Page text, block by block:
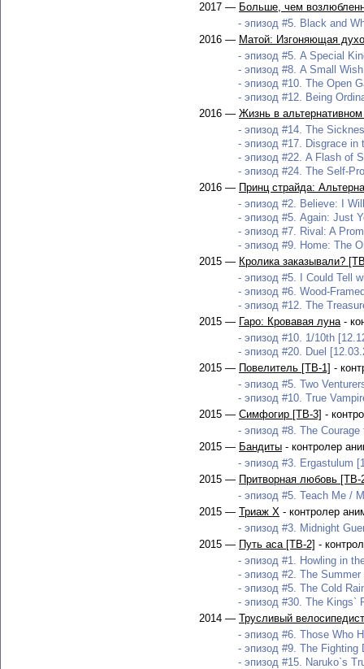
2017 — Больше, чем
- эпизод #5. Black and
2016 — Матой: Изгоняющая
- эпизод #5. A Special
- эпизод #8. A Small
- эпизод #10. The Open
- эпизод #12. Being
2016 — Жизнь в
- эпизод #14. The
- эпизод #17. Disgrace in
- эпизод #22. A Flash of
- эпизод #24. The Self-
2016 — Принц страйда:
- эпизод #2. Believe: I
- эпизод #5. Again: Just
- эпизод #7. Rival: A
- эпизод #9. Home: The
2015 — Кролика заказывали?
- эпизод #5. I Could Tell
- эпизод #6. Wood-
- эпизод #12. The
2015 — Гаро: Кровавая луна-
- эпизод #10. 1/10th
- эпизод #20. Duel
2015 — Повелитель [ТВ-1] -
- эпизод #5. Two
- эпизод #10. True
2015 — Симфогир [ТВ-3] -
- эпизод #8. The
2015 — Бандиты - контролер
- эпизод #3. Ergastulum
2015 — Притворная любовь [ТВ-
- эпизод #5. Teach Me /
2015 — Триаж Х - контролер
- эпизод #3. Midnight
2015 — Путь аса [ТВ-2] -
- эпизод #1. Howling in
- эпизод #2. The
- эпизод #5. The Cold
- эпизод #30. The Kings`
2014 — Трусливый
- эпизод #6. Those Who
- эпизод #9. The Fighting
- эпизод #15. Naruko`s